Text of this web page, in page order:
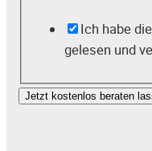
Ich habe die
gelesen und
Jetzt kostenlos beraten